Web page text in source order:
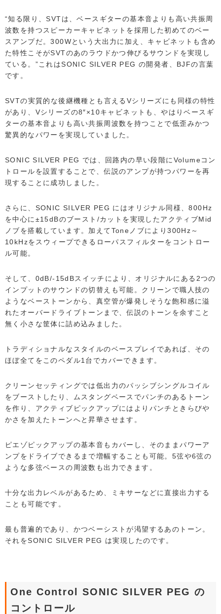
“知る限り、SVTは、ベースギターの基本音よりも高い共振周
波数を持つスピーカーキャビネットを採用した初めてのベー
スアンプだ。300Wという大出力に加え、キャビネットも含め
た特性こそがSVTのあのラウドかつ伸びるサウンドを実現し
ている。”これはSONIC SILVER PEG の開発者、BJFの言葉
です。
SVTの実質的な後継機種とも言えるVシリーズにも同様の特性
があり、Vシリーズの8″×10キャビネットも、やはりベースギ
ターの基本音よりも高い共振周波数を持つことで低歪みかつ
驚異的なパワーを実現していました。
SONIC SILVER PEG では、回路内の早い段階にVolumeコン
トロールを設置することで、伝説のアンプが持つパワーを再
現することに成功しました。
さらに、SONIC SILVER PEG にはオリジナル同様、800Hz
を中心に±15dBのブースト/カットを実現したアクティブMid
ノブを搭載しています。加えてToneノブにより300Hz～
10kHzをスウィープできるローパスフィルターをコントロー
ル可能。
そして、0dB/-15dBスイッチにより、オリジナルにある2つの
インプットのサウンドの切替えも可能。クリーンで職人技の
ようなベーストーンから、真空管が爆発しそうな飽和感に溢
れたオーバードライブトーンまで、伝説のトーンを余すこと
無く小さな筐体に詰め込みました。
トラディショナルなスタイルのベースプレイであれば、その
ほぼ全てをこのペダル1台でカバーできます。
クリーンセッティングでは低出力のパッシブシングルコイル
をブーストしたり、ムスタングベースでパンチのあるトーン
を作り、アクティブピックアップにはよりパンチときらびや
かさを加えたトーンへと昇華させます。
ピエゾピックアップの基本音もカバーし、そのままパワーア
ンプをドライブできるまで増幅することも可能。5弦や6弦の
ような多弦ベースの周波数も出力できます。
十分な出力レベルがあるため、ミキサーなどに直接出力する
ことも可能です。
最も普遍的であり、かつベーシストが渇望するあのトーン。
それをSONIC SILVER PEG は実現したのです。
One Control SONIC SILVER PEG の
コントロール